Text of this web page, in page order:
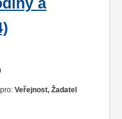
a
Veřejnost, Žadatel